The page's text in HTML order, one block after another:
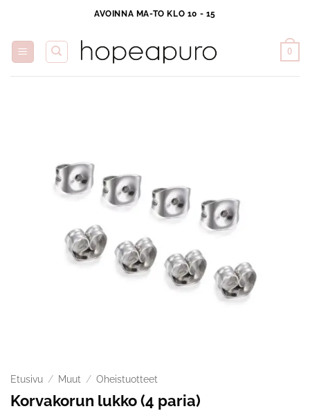
content
AVOINNA MA-TO KLO 10 - 15
0
Etusivu / Muut / Oheistuotteet
Korvakorun lukko (4 paria)